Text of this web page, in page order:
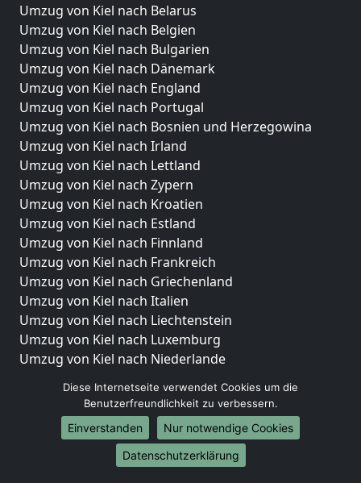
Umzug von Kiel nach Belarus
Umzug von Kiel nach Belgien
Umzug von Kiel nach Bulgarien
Umzug von Kiel nach Dänemark
Umzug von Kiel nach England
Umzug von Kiel nach Portugal
Umzug von Kiel nach Bosnien und Herzegowina
Umzug von Kiel nach Irland
Umzug von Kiel nach Lettland
Umzug von Kiel nach Zypern
Umzug von Kiel nach Kroatien
Umzug von Kiel nach Estland
Umzug von Kiel nach Finnland
Umzug von Kiel nach Frankreich
Umzug von Kiel nach Griechenland
Umzug von Kiel nach Italien
Umzug von Kiel nach Liechtenstein
Umzug von Kiel nach Luxemburg
Umzug von Kiel nach Niederlande
Umzüge-Deutschlandweit
Umzug von Kiel nach Berlin
Umzug von Kiel nach Hamburg
Diese Internetseite verwendet Cookies um die
Benutzerfreundlichkeit zu verbessern.
Einverstanden
Nur notwendige Cookies
Datenschutzerklärung